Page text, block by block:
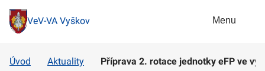
VeV-VA Vyškov Menu
Úvod Aktuality Příprava 2. rotace jednotky eFP ve